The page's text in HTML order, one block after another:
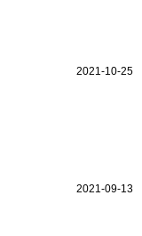
2021-10-25
2021-09-13